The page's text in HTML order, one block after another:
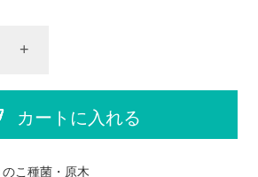
+
カートに入れる
のこ種菌・原木